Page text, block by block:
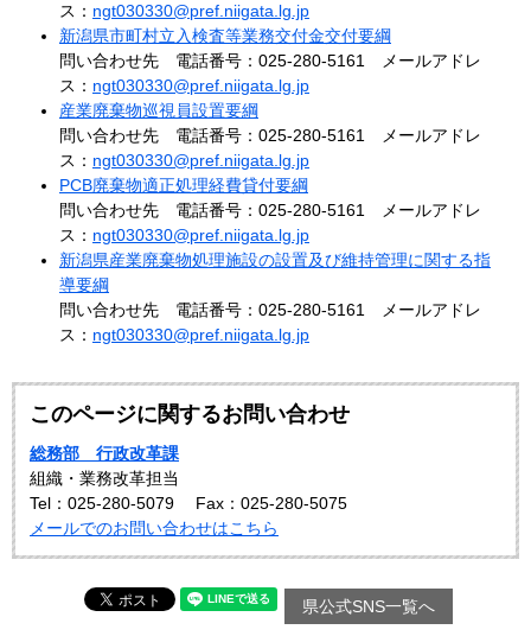
ス： ngt030330@pref.niigata.lg.jp
新潟県市町村立入検査等業務交付金交付要綱
問い合わせ先 電話番号：025-280-5161 メールアドレ
ス： ngt030330@pref.niigata.lg.jp
産業廃棄物巡視員設置要綱
問い合わせ先 電話番号：025-280-5161 メールアドレ
ス： ngt030330@pref.niigata.lg.jp
PCB廃棄物適正処理経費貸付要綱
問い合わせ先 電話番号：025-280-5161 メールアドレ
ス： ngt030330@pref.niigata.lg.jp
新潟県産業廃棄物処理施設の設置及び維持管理に関する指
導要綱
問い合わせ先 電話番号：025-280-5161 メールアドレ
ス： ngt030330@pref.niigata.lg.jp
このページに関するお問い合わせ
総務部 行政改革課
組織・業務改革担当
Tel：025-280-5079
Fax：025-280-5075
メールでのお問い合わせはこちら
県公式SNS一覧へ